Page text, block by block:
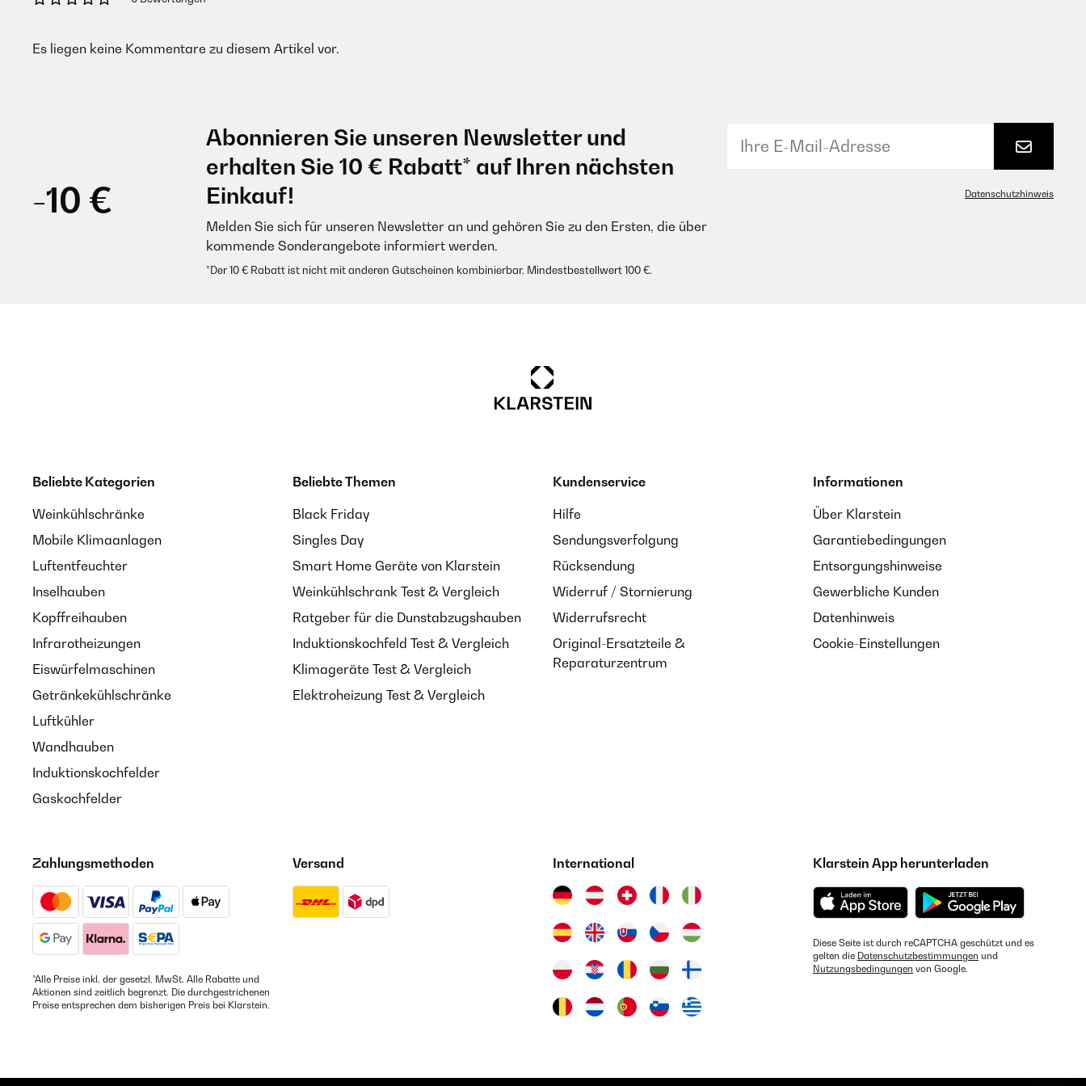
Es liegen keine Kommentare zu diesem Artikel vor.
-10 €
Abonnieren Sie unseren Newsletter und
erhalten Sie 10 € Rabatt* auf Ihren nächsten
Einkauf!
Melden Sie sich für unseren Newsletter an und gehören Sie zu den Ersten, die über
kommende Sonderangebote informiert werden.
*Der 10 € Rabatt ist nicht mit anderen Gutscheinen kombinierbar. Mindestbestellwert 100 €.
Datenschutzhinweis
Beliebte Kategorien
Weinkühlschränke
Mobile Klimaanlagen
Luftentfeuchter
Inselhauben
Kopffreihauben
Infrarotheizungen
Eiswürfelmaschinen
Getränkekühlschränke
Luftkühler
Wandhauben
Induktionskochfelder
Gaskochfelder
Beliebte Themen
Black Friday
Singles Day
Smart Home Geräte von Klarstein
Weinkühlschrank Test & Vergleich
Ratgeber für die Dunstabzugshauben
Induktionskochfeld Test & Vergleich
Klimageräte Test & Vergleich
Elektroheizung Test & Vergleich
Kundenservice
Hilfe
Sendungsverfolgung
Rücksendung
Widerruf / Stornierung
Widerrufsrecht
Original-Ersatzteile &
Reparaturzentrum
Informationen
Über Klarstein
Garantiebedingungen
Entsorgungshinweise
Gewerbliche Kunden
Datenhinweis
Cookie-Einstellungen
Zahlungsmethoden
*Alle Preise inkl. der gesetzl. MwSt. Alle Rabatte und
Aktionen sind zeitlich begrenzt. Die durchgestrichenen
Preise entsprechen dem bisherigen Preis bei Klarstein.
Versand International Klarstein App herunterladen
Diese Seite ist durch reCAPTCHA geschützt und es
gelten die Datenschutzbestimmungen und
Nutzungsbedingungen von Google.